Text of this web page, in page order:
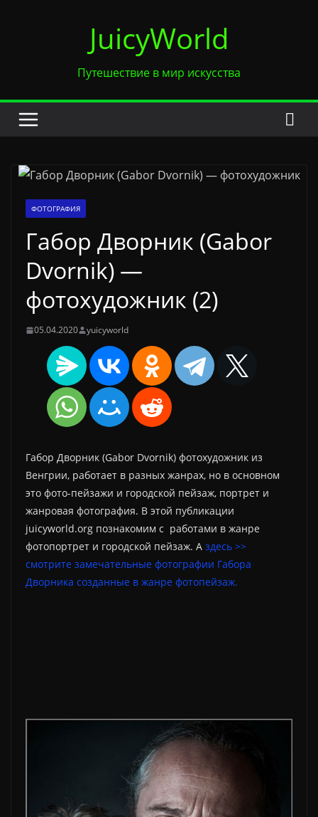
JuicyWorld
Путешествие в мир искусства
ФОТОГРАФИЯ
Габор Дворник (Gabor
Dvornik) —
фотохудожник (2)
05.04.2020 yuicyworld
Габор Дворник (Gabor Dvornik) фотохудожник из
Венгрии, работает в разных жанрах, но в основном
это фото-пейзажи и городской пейзаж, портрет и
жанровая фотография. В этой публикации
juicyworld.org познакомим с работами в жанре
фотопортрет и городской пейзаж. А здесь >>
смотрите замечательные фотографии Габора
Дворника созданные в жанре фотопейзаж.